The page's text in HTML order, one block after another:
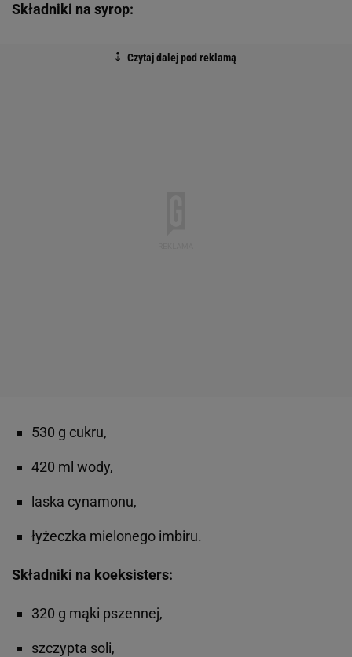
Składniki na syrop:
530 g cukru,
420 ml wody,
laska cynamonu,
łyżeczka mielonego imbiru.
Składniki na koeksisters:
320 g mąki pszennej,
szczypta soli,